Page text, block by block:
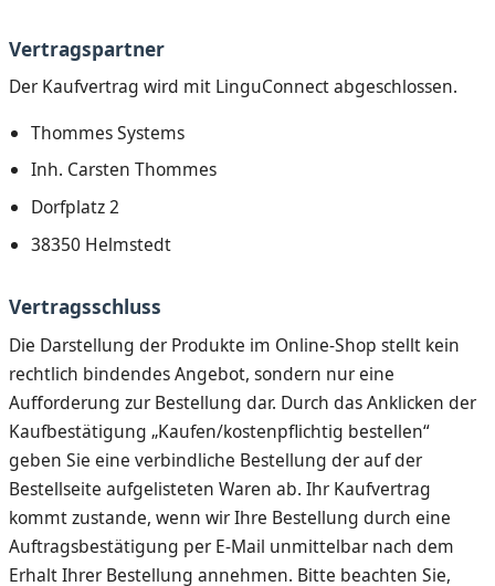
Vertragspartner
Der Kaufvertrag wird mit LinguConnect abgeschlossen.
Thommes Systems
Inh. Carsten Thommes
Dorfplatz 2
38350 Helmstedt
Vertragsschluss
Die Darstellung der Produkte im Online-Shop stellt kein
rechtlich bindendes Angebot, sondern nur eine
Aufforderung zur Bestellung dar. Durch das Anklicken der
Kaufbestätigung „Kaufen/kostenpflichtig bestellen“
geben Sie eine verbindliche Bestellung der auf der
Bestellseite aufgelisteten Waren ab. Ihr Kaufvertrag
kommt zustande, wenn wir Ihre Bestellung durch eine
Auftragsbestätigung per E-Mail unmittelbar nach dem
Erhalt Ihrer Bestellung annehmen. Bitte beachten Sie,